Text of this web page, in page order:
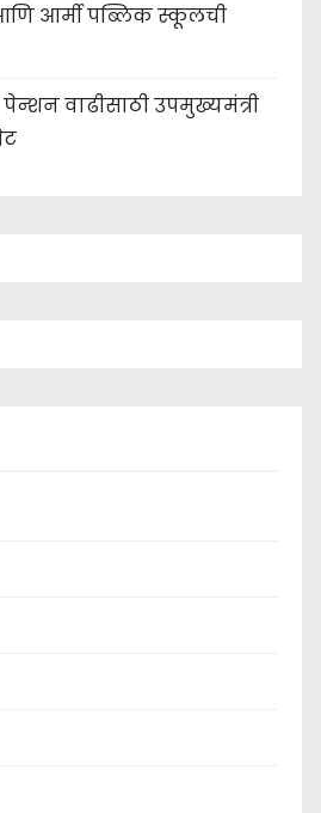
आर्मी पब्लिक स्कूलची
पेन्शन वाढीसाठी उपमुख्यमंत्री